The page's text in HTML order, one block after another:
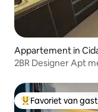
Appartement in
2BR Designer Apt
Topfavoriet van
Favoriet van